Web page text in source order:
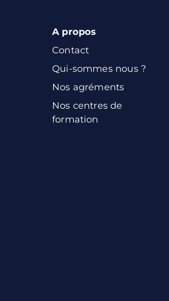
A propos
Contact
Qui-sommes nous ?
Nos agréments
Nos centres de
formation